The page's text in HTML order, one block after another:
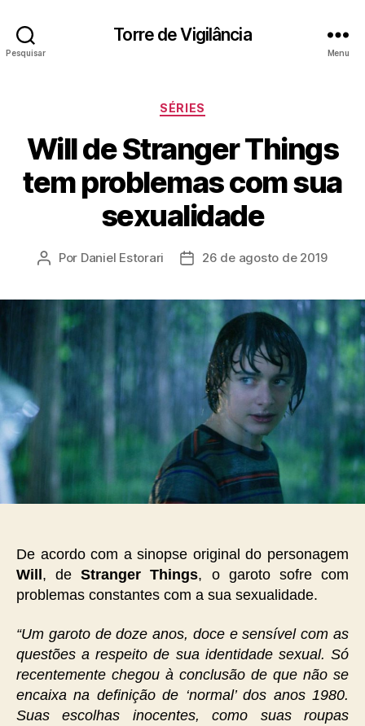
Pesquisar
Torre de Vigilância
Menu
Categorias
SÉRIES
Will de Stranger Things
tem problemas com sua
sexualidade
Autor
Por Daniel Estorari
Data26 de agosto de 2019
De acordo com a sinopse original do personagem
Will , de Stranger Things, o garoto sofre com
problemas constantes com a sua sexualidade.
“Um garoto de doze anos, doce e sensível com as
questões a respeito de sua identidade sexual. Só
recentemente chegou à conclusão de que não se
encaixa na definição de ‘normal’ dos anos 1980.
Suas escolhas inocentes, como suas roupas